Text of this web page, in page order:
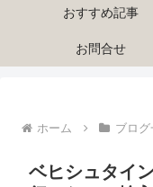
おすすめ記事
お問合せ
ホーム ブログ
ベヒシュタイ